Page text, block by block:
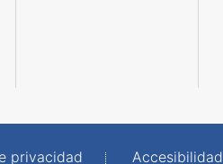
privacidad Accesibilidad